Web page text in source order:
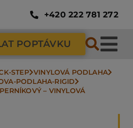
+420 222 781 272
POPTÁVKU
STEP VINYLOVÁ PODLAHA
PODLAHA-RIGID
– VINYLOVÁ